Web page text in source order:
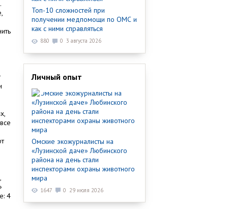
4
Топ-10 сложностей при
получении медпомощи по ОМС и
как с ними справляться
880 0 3 августа 2026
Личный опыт
Омские экожурналисты на
«Лузинской даче» Любинского
района на день стали
инспекторами охраны животного
мира
1647 0 29 июля 2026